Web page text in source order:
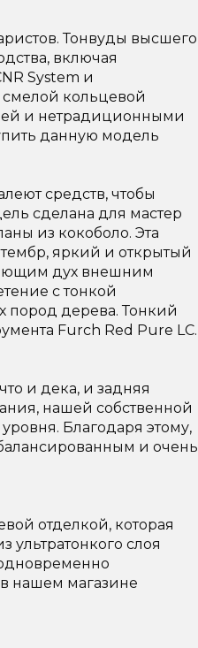
Тонвуды высшего
включая
System и
кольцевой
и нетрадиционными
данную модель
средств, чтобы
сделана для мастер
из кокоболо. Эта
яркий и открытый
дух внешним
с тонкой
пород дерева. Тонкий
Furch Red Pure LC.
и дека, и задняя
нашей собственной
Благодаря этому,
и очень
отделкой, которая
ультратонкого слоя
нашем магазине